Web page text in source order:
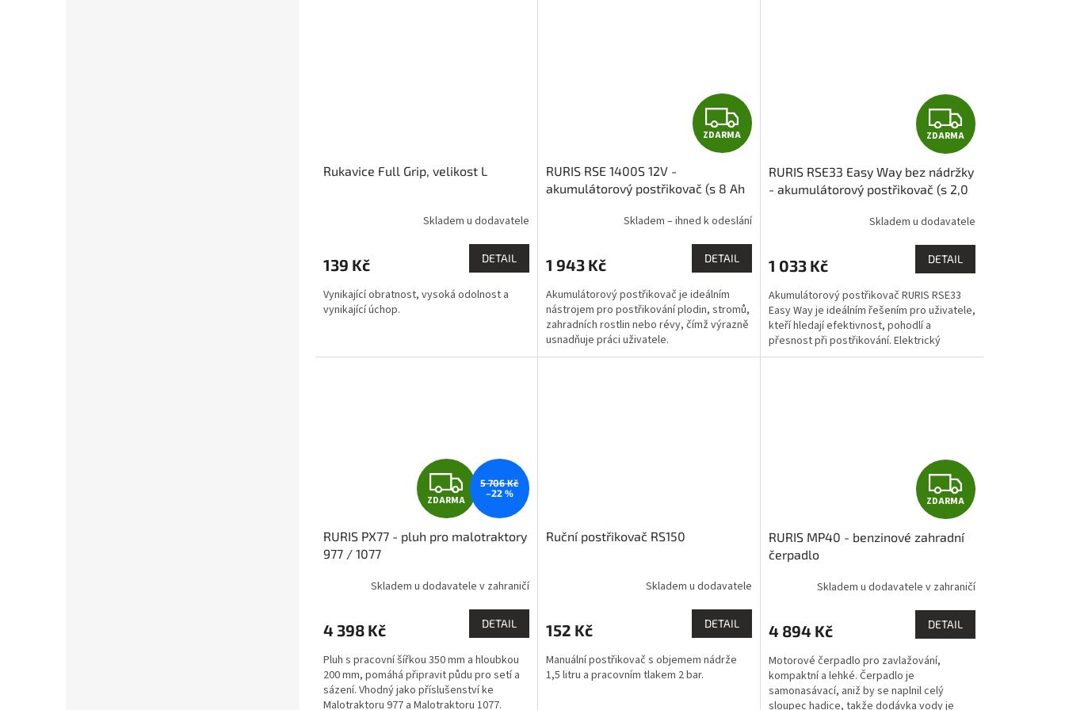
Rukavice Full Grip, velikost L
Skladem u dodavatele
139 Kč DETAIL
Vynikající obratnost, vysoká odolnost a
vynikající úchop.
Z
D
A
R
M
A
ZDARMA
RURIS RSE 1400S 12V -
akumulátorový postřikovač (s 8 Ah
Skladem – ihned k odeslání
1 943 Kč DETAIL
Akumulátorový postřikovač je ideálním
nástrojem pro postřikování plodin, stromů,
zahradních rostlin nebo révy, čímž výrazně
usnadňuje práci uživatele.
Z
D
A
R
M
A
ZDARMA
RURIS RSE33 Easy Way bez nádržky
- akumulátorový postřikovač (s 2,0
Skladem u dodavatele
1 033 Kč DETAIL
Akumulátorový postřikovač RURIS RSE33
Easy Way je ideálním řešením pro uživatele,
kteří hledají efektivnost, pohodlí a
přesnost při postřikování. Elektrický
pohonný systém zcela...
Z
D
A
R
M
A
ZDARMA
5 706 Kč
–22 %
RURIS PX77 - pluh pro malotraktory
977 / 1077
Skladem u dodavatele v zahraničí
4 398 Kč DETAIL
Pluh s pracovní šířkou 350 mm a hloubkou
200 mm, pomáhá připravit půdu pro setí a
sázení. Vhodný jako příslušenství ke
Malotraktoru 977 a Malotraktoru 1077.
Ruční postřikovač RS150
Skladem u dodavatele
152 Kč DETAIL
Manuální postřikovač s objemem nádrže
1,5 litru a pracovním tlakem 2 bar.
Z
D
A
R
M
A
ZDARMA
RURIS MP40 - benzinové zahradní
čerpadlo
Skladem u dodavatele v zahraničí
4 894 Kč DETAIL
Motorové čerpadlo pro zavlažování,
kompaktní a lehké. Čerpadlo je
samonasávací, aniž by se naplnil celý
sloupec hadice, takže dodávka vody je